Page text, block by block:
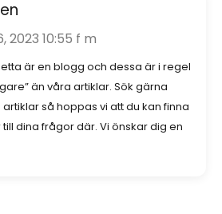
2023 10:55 f m
är en blogg och dessa är i regel
än våra artiklar. Sök gärna
så hoppas vi att du kan finna
dina frågor där. Vi önskar dig en